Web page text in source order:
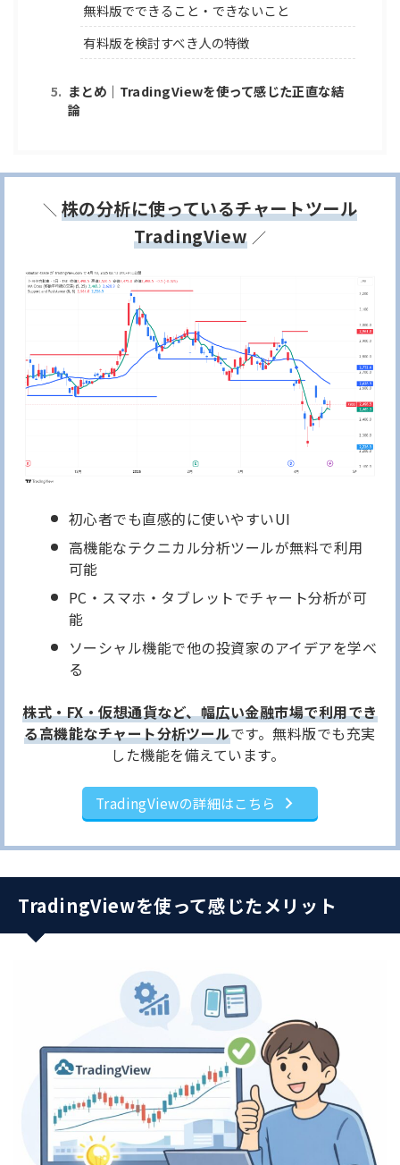
無料版でできること・できないこと
有料版を検討すべき人の特徴
まとめ｜TradingViewを使って感じた正直な結
論
＼ 株の分析に使っているチャートツール
TradingView ／
初心者でも直感的に使いやすいUI
高機能なテクニカル分析ツールが無料で利用
可能
PC・スマホ・タブレットでチャート分析が可
能
ソーシャル機能で他の投資家のアイデアを学べ
る
株式・FX・仮想通貨など、幅広い金融市場で利用でき
る高機能なチャート分析ツールです。無料版でも充実
した機能を備えています。
TradingViewの詳細はこちら
TradingViewを使って感じたメリット